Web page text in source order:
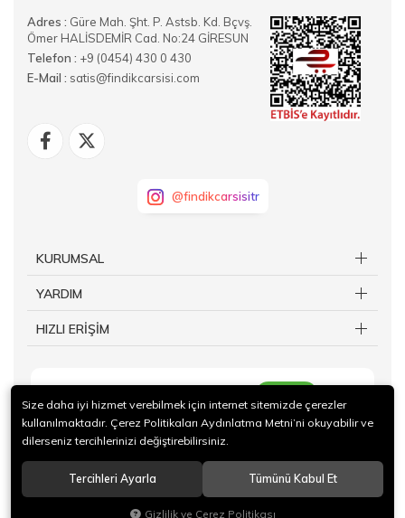
Adres : Güre Mah. Şht. P. Astsb. Kd. Bçvş.
Ömer HALİSDEMİR Cad. No:24 GİRESUN
Telefon : +9 (0454) 430 0 430
E-Mail : satis@findikcarsisi.com
@findikcarsisitr
KURUMSAL
YARDIM
HIZLI ERİŞİM
© 2024 Giresun Ticaret Borsası İktisadi İşletmesi Tüm hakları saklıdır.
Size daha iyi hizmet verebilmek için internet sitemizde çerezler
kullanılmaktadır. Çerez Politikaları Aydınlatma Metni’ni okuyabilir ve
dilerseniz tercihlerinizi değiştirebilirsiniz.
Tercihleri Ayarla Tümünü Kabul Et
Gizlilik ve Çerez Politikası